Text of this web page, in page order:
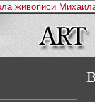
живописи